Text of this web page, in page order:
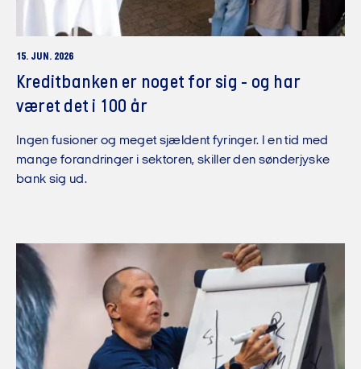
15. JUN. 2026
Kreditbanken er noget for sig - og har
været det i 100 år
Ingen fusioner og meget sjældent fyringer. I en tid med
mange forandringer i sektoren, skiller den sønderjyske
bank sig ud.